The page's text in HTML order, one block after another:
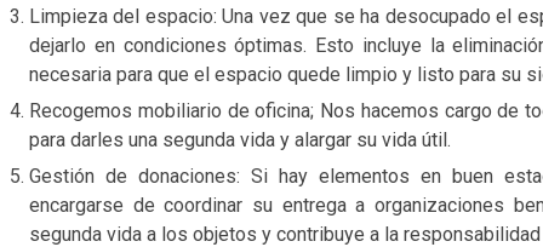
Limpieza del espacio: Una vez que se ha desocupado el
dejarlo en condiciones óptimas. Esto incluye la
necesaria para que el espacio quede limpio y listo para su
Recogemos mobiliario de oficina; Nos hacemos cargo de
para darles una segunda vida y alargar su vida útil.
Gestión de donaciones: Si hay elementos en buen
encargarse de coordinar su entrega a organizaciones
segunda vida a los objetos y contribuye a la